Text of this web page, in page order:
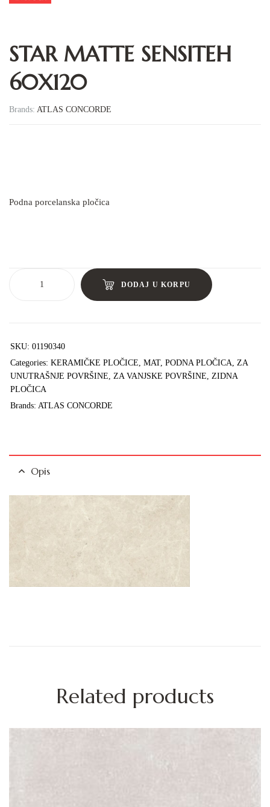
STAR MATTE SENSITEH
60X120
Brands: ATLAS CONCORDE
Podna porcelanska pločica
DODAJ U KORPU
SKU: 01190340
Categories: KERAMIČKE PLOČICE MAT, PODNA PLOČICA
ZA
UNUTRAŠNJE POVRŠINE
ZA VANJSKE POVRŠINE
ZIDNA
PLOČICA
Brands: ATLAS CONCORDE
Opis
Related products